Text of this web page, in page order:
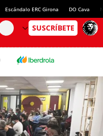
Escándalo ERC Girona DO Cava